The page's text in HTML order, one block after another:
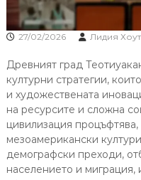
27/02/2026 Лидия
Древният град
културни стратегии,
и художествената
на ресурсите и сложна
цивилизация
мезоамерикански
демографски преходи,
населението и